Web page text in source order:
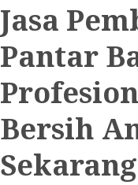
Jasa
Pantar
Bersih